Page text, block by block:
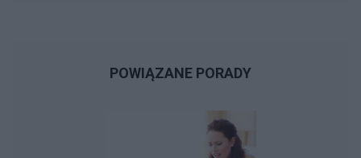
POWIĄZANE PORADY